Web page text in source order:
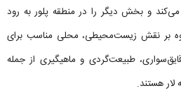
می‌کند و بخش دیگر را در منطقه پلور به رود
بر نقش زیست‌محیطی، محلی مناسب برای
طبیعت‌گردی و ماهیگیری از جمله
لار هستند.